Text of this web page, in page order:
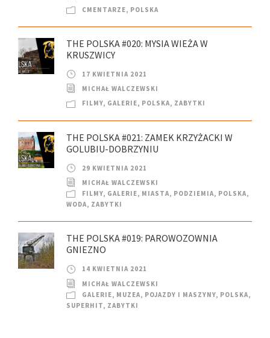
CMENTARZE, POLSKA
THE POLSKA #020: MYSIA WIEŻA W
KRUSZWICY
17 KWIETNIA 2021
MICHAŁ WALCZEWSKI
FILMY, GALERIE, POLSKA, ZABYTKI
THE POLSKA #021: ZAMEK KRZYŻACKI W
GOLUBIU-DOBRZYNIU
29 KWIETNIA 2021
MICHAŁ WALCZEWSKI
FILMY, GALERIE, MIASTA, PODZIEMIA, POLSKA,
WODA, ZABYTKI
THE POLSKA #019: PAROWOZOWNIA
GNIEZNO
14 KWIETNIA 2021
MICHAŁ WALCZEWSKI
GALERIE, MUZEA, POJAZDY I MASZYNY, POLSKA,
SUPERHIT, ZABYTKI